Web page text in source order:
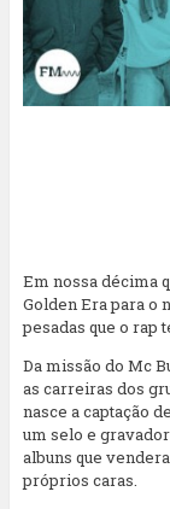
Em nossa décima
Golden Era para o
pesadas que o rap
Da missão do Mc
as carreiras dos
nasce a captação
um selo e
albuns que
próprios caras.